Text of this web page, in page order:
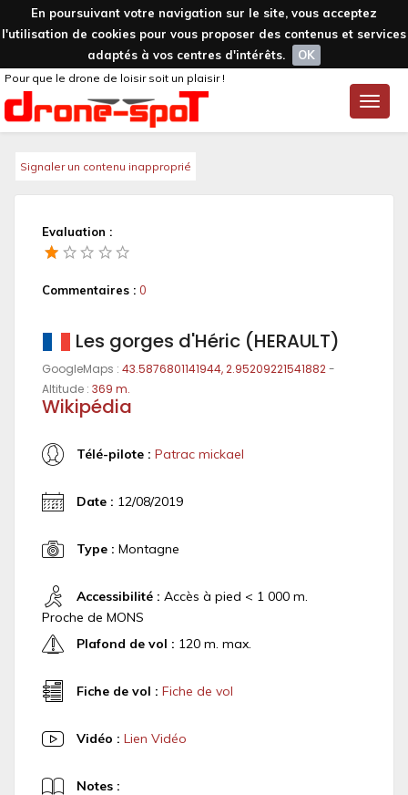
En poursuivant votre navigation sur le site, vous acceptez
l'utilisation de cookies pour vous proposer des contenus et services
adaptés à vos centres d'intérêts.
OK
Toggle
Pour que le drone de loisir soit un plaisir !
Signaler un contenu inapproprié
Evaluation :
Commentaires : 0
Les gorges d'Héric (HERAULT)
GoogleMaps : 43.5876801141944, 2.95209221541882-
Altitude : 369 m.
Wikipédia
Télé-pilote : Patrac mickael
Date : 12/08/2019
Type : Montagne
Accessibilité : Accès à pied < 1 000 m.
Proche de MONS
Plafond de vol : 120 m. max.
Fiche de vol : Fiche de vol
Vidéo : Lien Vidéo
Notes :